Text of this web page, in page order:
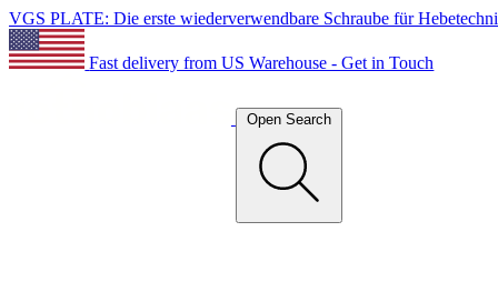
VGS PLATE: Die erste wiederverwendbare Schraube für
Fast delivery from US Warehouse - Get in Touch
Open Search